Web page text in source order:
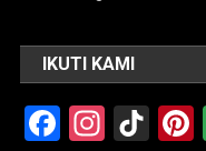
IKUTI KAMI
Facebook